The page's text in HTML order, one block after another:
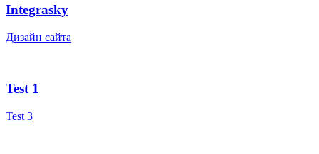
Integrasky
Дизайн сайта
Test 1
Test 3